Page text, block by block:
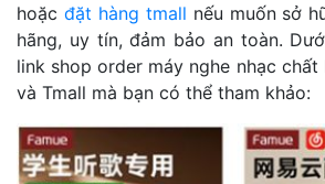
hoặc đặt hàng tmall nếu muốn sở
hãng, uy tín, đảm bảo an toàn.
link shop order máy nghe nhạc
và Tmall mà bạn có thể tham khảo: